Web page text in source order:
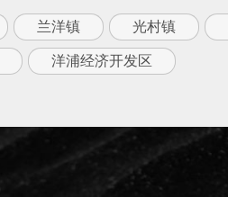
兰洋镇 光村镇
洋浦经济开发区